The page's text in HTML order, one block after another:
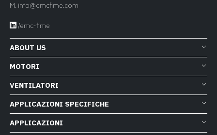
M. info@emcfime.com
/emc-fime
ABOUT US
MOTORI
VENTILATORI
APPLICAZIONI SPECIFICHE
APPLICAZIONI